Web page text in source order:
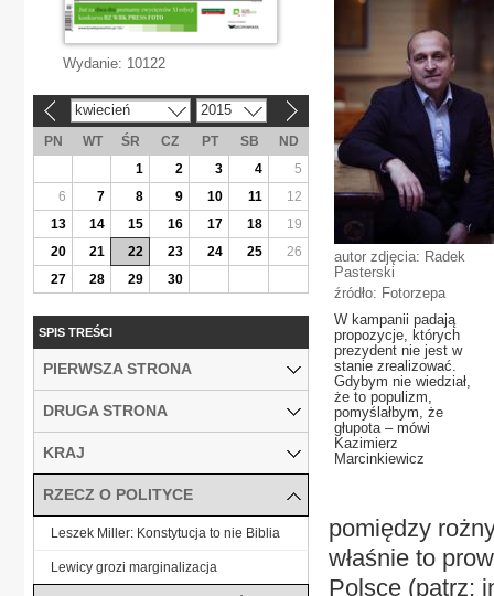
autor zdjęcia: Radek
Pasterski
źródło: Fotorzepa
W kampanii padają
propozycje, których
prezydent nie jest w
stanie zrealizować.
Gdybym nie wiedział,
że to populizm,
pomyślałbym, że
głupota – mówi
Kazimierz
Marcinkiewicz
pomiędzy
właśnie to
Polsce (patrz:
Wydanie: 10122
kwiecień 2015
PN WT ŚR CZ PT SB
ND
1
2 3 4
5
6
7 8 9 10 11
12
13
14 15 16 17 18
19
20
21 22 23 24 25
26
27
28 29 30
SPIS TREŚCI
PIERWSZA STRONA
DRUGA STRONA
KRAJ
RZECZ O POLITYCE
Leszek Miller: Konstytucja to nie Biblia
Lewicy grozi marginalizacja